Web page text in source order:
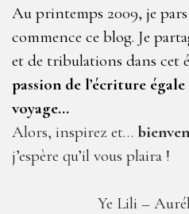
Au printemps 2009, je
commence ce blog. Je
et de tribulations dans cet
passion de l’écriture
voyage…
Alors, inspirez et…
j’espère qu’il vous plaira !
Ye Lili –